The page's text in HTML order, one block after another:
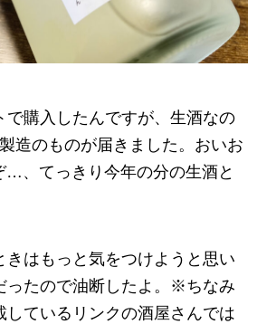
で購入したんですが、生酒なの
造のものが届きました。おいお
…、てっきり今年の分の生酒と
きはもっと気をつけようと思い
ったので油断したよ。※ちなみ
しているリンクの酒屋さんでは